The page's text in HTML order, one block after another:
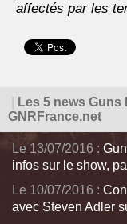
affectés par les
Les 5 news
GNRFrance.net
Le 13/07/2016 :
infos sur le show,
Le 10/07/2016 :
avec Steven Adler